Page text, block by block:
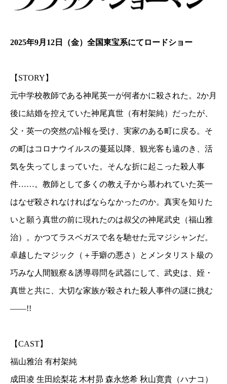
2025年9月12日（金）全国東宝系にてロードショー
【STORY】
元中学校教師である神尾英一が何者かに殺された。2か月
後に結婚を控えていた神尾真世（有村架純）だったが、
父・英一の突然の訃報を受け、実家のある町に戻る。そ
の町はコロナウイルスの蔓延以降、観光客も遠のき、活
気を失ってしまっていた。そんな折に起こった殺人事
件……。教師として多くの教え子から慕われていた英一
はなぜ殺されなければならなかったのか。真実を知りた
いと願う真世の前に現れたのは叔父の神尾武史（福山雅
治）。かつてラスベガスで名を馳せた元マジシャンだ。
卓越したマジック（＋手癖の悪さ）とメンタリスト級の
巧みな人間観察＆誘導尋問を武器にして、武史は、姪・
真世と共に、大切な家族が殺された殺人事件の謎に挑む
――!!
【CAST】
福山雅治 有村架純
成田凌 生田絵梨花 木村昴 森永悠希 秋山寛貴（ハナコ）